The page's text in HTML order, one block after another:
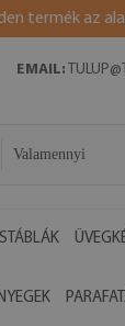
termék az
EMAIL:
Valamennyi